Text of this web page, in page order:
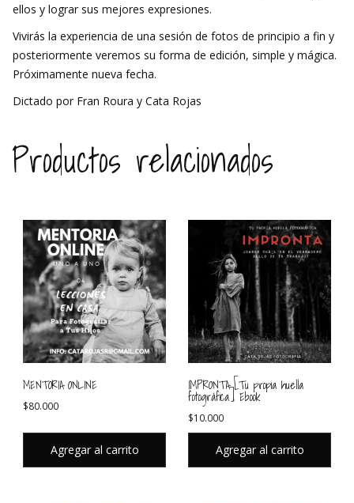
ellos y lograr sus mejores expresiones.
Vivirás la experiencia de una sesión de fotos de principio a fin y
posteriormente veremos su forma de edición, simple y mágica.
Próximamente nueva fecha.
Dictado por Fran Roura y Cata Rojas
Productos relacionados
MENTORIA ONLINE
$80.000
Agregar al carrito
IMPRONTA [Tu propia huella
fotográfica] Ebook
$10.000
Agregar al carrito